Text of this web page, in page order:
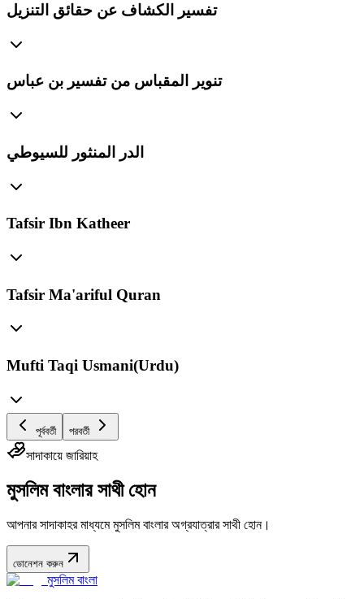
تفسير الكشاف عن حقائق التنزيل
تنوير المقباس من تفسير بن عباس
الدر المنثور للسيوطي
Tafsir Ibn Katheer
Tafsir Ma'ariful Quran
Mufti Taqi Usmani(Urdu)
পূর্ববর্তী পরবর্তী
সাদাকায়ে জারিয়াহ
মুসলিম বাংলার সাথী হোন
আপনার সাদাকাহর মাধ্যমে মুসলিম বাংলার অগ্রযাত্রার সাথী হোন।
ডোনেশন করুন
মুসলিম বাংলা